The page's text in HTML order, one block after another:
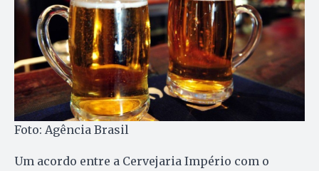
Foto: Agência Brasil
Um acordo entre a Cervejaria Império com o